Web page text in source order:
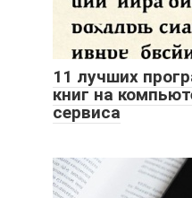
11 лучших
книг на
сервиса